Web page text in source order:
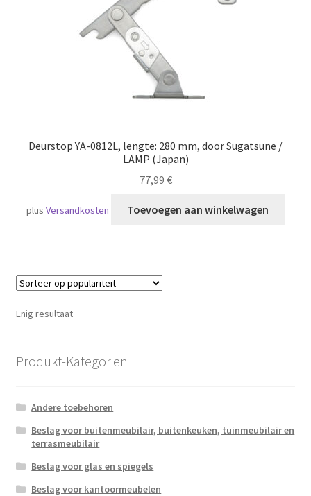
Deurstop YA-0812L, lengte: 280 mm, door Sugatsune /
LAMP (Japan)
77,99 €
plusVersandkosten Toevoegen aan winkelwagen
Enig resultaat
Produkt-Kategorien
Andere toebehoren
Beslag voor buitenmeubilair, buitenkeuken, tuinmeubilair en
terrasmeubilair
Beslag voor glas en spiegels
Beslag voor kantoormeubelen